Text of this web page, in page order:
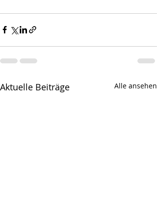
Aktuelle Beiträge Alle ansehen